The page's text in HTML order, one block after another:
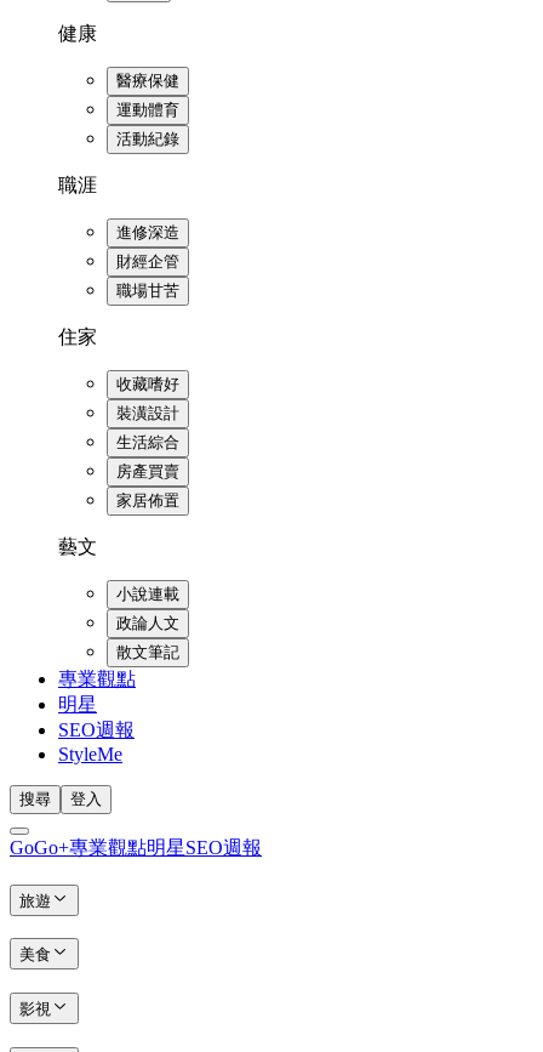
健康
醫療保健
運動體育
活動紀錄
職涯
進修深造
財經企管
職場甘苦
住家
收藏嗜好
裝潢設計
生活綜合
房產買賣
家居佈置
藝文
小說連載
政論人文
散文筆記
專業觀點
明星
SEO週報
StyleMe
搜尋 登入
GoGo+專業觀點明星SEO週報
旅遊
美食
影視